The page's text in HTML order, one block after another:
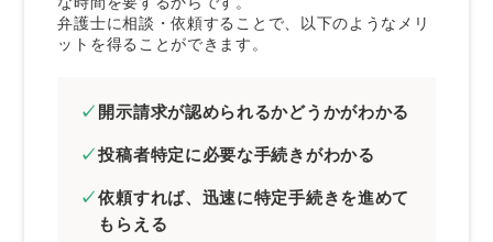
弁護士に相談・依頼することで、以下のようなメリ
ットを得ることができます。
開示請求が認められるかどうかがわかる
投稿者特定に必要な手続きがわかる
依頼すれば、迅速に特定手続きを進めて
もらえる